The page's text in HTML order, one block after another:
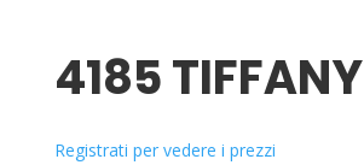
4185 TIFFANY
Registrati per vedere i prezzi